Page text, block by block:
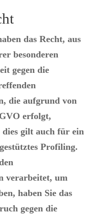
das Recht, aus
besonderen
gegen die
die aufgrund von
erfolgt,
gilt auch für ein
Profiling.
verarbeitet, um
haben Sie das
gegen die